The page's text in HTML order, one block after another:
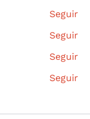
Seguir
Seguir
Seguir
Seguir